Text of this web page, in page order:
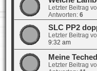
Letzter Beitrag
Antworten: 6
SLC PP2
Letzter Beitrag
9:32 am
Meine
Letzter Beitrag